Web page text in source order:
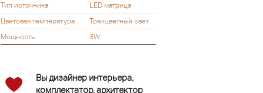
Тип источника
LED матрица
Цветовая температура
Трехцветный свет
Мощность
3W
Вы дизайнер интерьера,
комплектатор, архитектор